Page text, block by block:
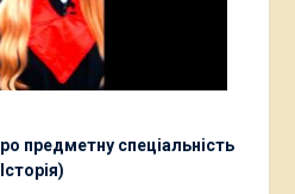
предметну спеціальність